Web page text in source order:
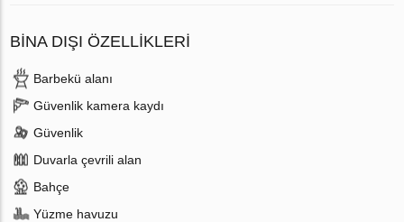
BINA DIŞI ÖZELLIKLERI
Barbekü alanı
Güvenlik kamera kaydı
Güvenlik
Duvarla çevrili alan
Bahçe
Yüzme havuzu